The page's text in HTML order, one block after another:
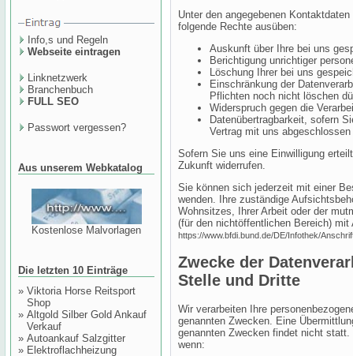
Info,s und Regeln
Webseite eintragen
Linknetzwerk
Branchenbuch
FULL SEO
Passwort vergessen?
Aus unserem Webkatalog
Kostenlose Malvorlagen
Die letzten 10 Einträge
» Viktoria Horse Reitsport
Shop
» Altgold Silber Gold Ankauf
Verkauf
» Autoankauf Salzgitter
» Elektroflachheizung
Unter den angegebenen
folgende Rechte ausüben:
Auskunft über Ihre bei uns
Berichtigung unrichtiger
Löschung Ihrer bei uns
Einschränkung der
Pflichten noch nicht löschen
Widerspruch gegen die
Datenübertragbarkeit, sofern
Vertrag mit uns abgeschlossen
Sofern Sie uns eine Einwilligung
Zukunft widerrufen.
Sie können sich jederzeit mit einer
wenden. Ihre zuständige
Wohnsitzes, Ihrer Arbeit oder der
(für den nichtöffentlichen Bereich)
https://www.bfdi.bund.de/DE/Infothek/
Zwecke der
Stelle und Dritte
Wir verarbeiten Ihre
genannten Zwecken. Eine
genannten Zwecken findet nicht
wenn: